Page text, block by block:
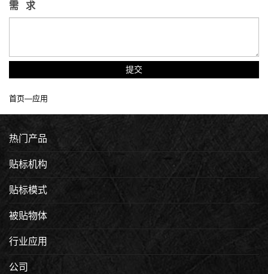
需 求
提交
首页—应用
热门产品
贴标机构
贴标模式
被贴物体
行业应用
公司